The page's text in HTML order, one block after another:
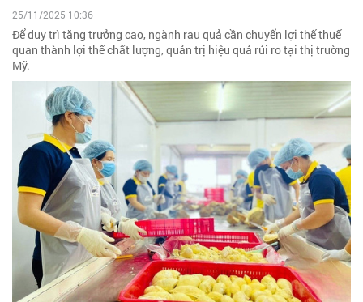
25/11/2025 10:36
Để duy trì tăng trưởng cao, ngành rau quả cần chuyển lợi thế thuế
quan thành lợi thế chất lượng, quản trị hiệu quả rủi ro tại thị trường
Mỹ.